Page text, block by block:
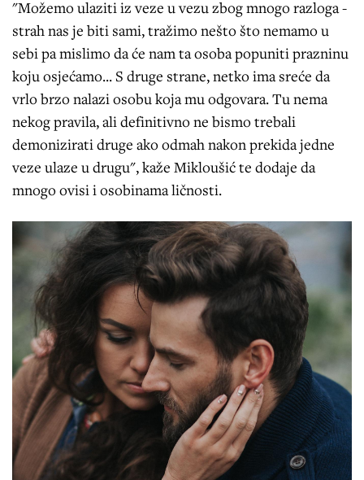
"Možemo ulaziti iz veze u vezu zbog mnogo razloga -
strah nas je biti sami, tražimo nešto što nemamo u
sebi pa mislimo da će nam ta osoba popuniti prazninu
koju osjećamo... S druge strane, netko ima sreće da
vrlo brzo nalazi osobu koja mu odgovara. Tu nema
nekog pravila, ali definitivno ne bismo trebali
demonizirati druge ako odmah nakon prekida jedne
veze ulaze u drugu", kaže Mikloušić te dodaje da
mnogo ovisi i osobinama ličnosti.